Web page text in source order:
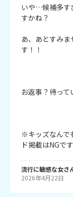
いや…候補多す
すかね？
あ、あとすみ
す！！
お返事？待って
※キッズなんで
ド掲載はNGです
流行に敏感な女さ
2026年4月22日